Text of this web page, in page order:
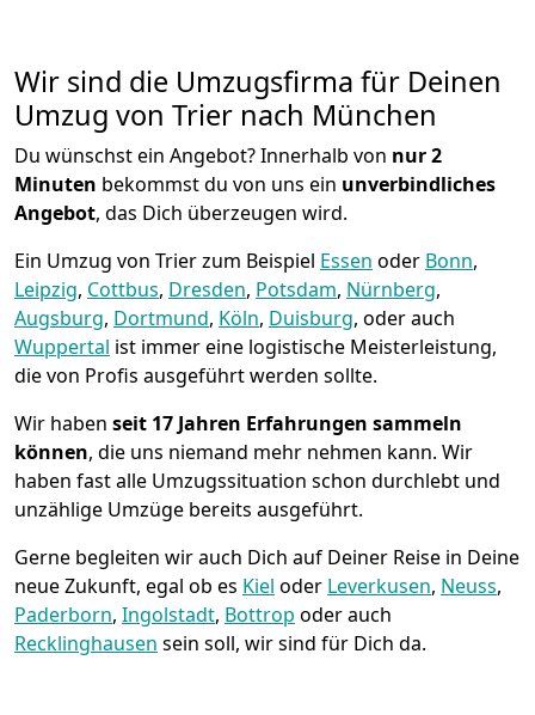
Wir sind die Umzugsfirma für Deinen
Umzug von Trier nach München
Du wünschst ein Angebot? Innerhalb von nur 2
Minuten bekommst du von uns ein unverbindliches
Angebot, das Dich überzeugen wird.
Ein Umzug von Trier zum Beispiel Essen oder Bonn,
Leipzig, Cottbus, Dresden, Potsdam, Nürnberg,
Augsburg, Dortmund, Köln, Duisburg, oder auch
Wuppertal ist immer eine logistische Meisterleistung,
die von Profis ausgeführt werden sollte.
Wir haben seit 17 Jahren Erfahrungen sammeln
können, die uns niemand mehr nehmen kann. Wir
haben fast alle Umzugssituation schon durchlebt und
unzählige Umzüge bereits ausgeführt.
Gerne begleiten wir auch Dich auf Deiner Reise in Deine
neue Zukunft, egal ob es Kiel oder Leverkusen, Neuss,
Paderborn, Ingolstadt, Bottrop oder auch
Recklinghausen sein soll, wir sind für Dich da.